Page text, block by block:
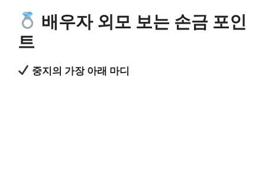
배우자 외모 보는 손금 포인
트
중지의 가장 아래 마디